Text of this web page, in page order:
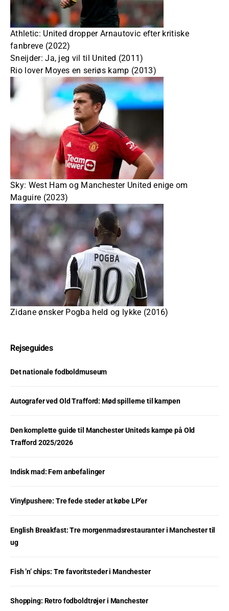
Athletic: United dropper Arnautovic efter kritiske
fanbreve (2022)
Sneijder: Ja, jeg vil til United (2011)
Rio lover Moyes en seriøs kamp (2013)
Sky: West Ham og Manchester United enige om
Maguire (2023)
Zidane ønsker Pogba held og lykke (2016)
Rejseguides
Det nationale fodboldmuseum
Autografer ved Old Trafford: Mød spillerne til kampen
Den komplette guide til Manchester Uniteds kampe på Old
Trafford 2025/2026
Indisk mad: Fem anbefalinger
Vinylpushere: Tre fede steder at købe LP’er
English Breakfast: Tre morgenmadsrestauranter i Manchester til
ug
Fish ’n’ chips: Tre favoritsteder i Manchester
Shopping: Retro fodboldtrøjer i Manchester